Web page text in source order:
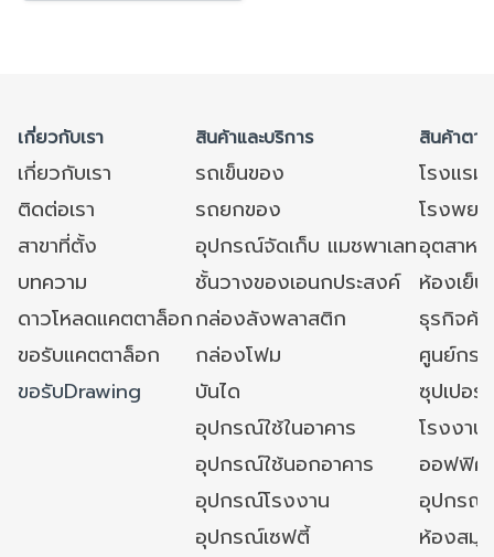
เกี่ยวกับเรา สินค้าและบริการ สินค้าตา
เกี่ยวกับเรา รถเข็นของ
โรงแร
ติดต่อเรา
รถยกของ
โรงพย
สาขาที่ตั้ง
อุปกรณ์จัดเก็บ แมชพาเลทอุตสาหก
บทความ
ชั้นวางของเอนกประสงค์
ห้องเย็
ดาวโหลดแคตตาล็อกกล่องลังพลาสติก
ธุรกิจค้
ขอรับแคตตาล็อก
กล่องโฟม
ศูนย์กร
ขอรับDrawing
บันได
ซุปเปอ
อุปกรณ์ใช้ในอาคาร
โรงงา
อุปกรณ์ใช้นอกอาคาร
ออฟฟิศ/
อุปกรณ์โรงงาน
อุปกรณ์
อุปกรณ์เซฟตี้
ห้องสมุ